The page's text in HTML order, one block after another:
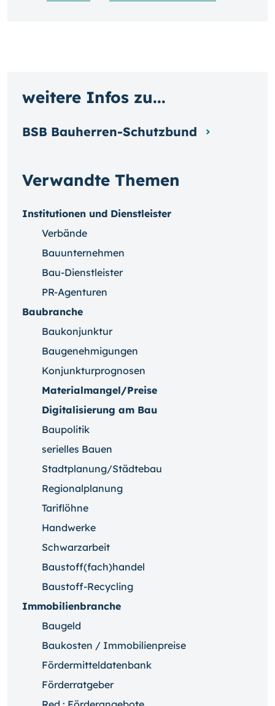
Verwandte Themen
Institutionen und Dienstleister
Verbände
Bauunternehmen
Bau-Dienstleister
PR-Agenturen
Baubranche
Baukonjunktur
Baugenehmigungen
Konjunkturprognosen
Materialmangel/Preise
Digitalisierung am Bau
Baupolitik
serielles Bauen
Stadtplanung/Städtebau
Regionalplanung
Tariflöhne
Handwerke
Schwarzarbeit
Baustoff(fach)handel
Baustoff-Recycling
Immobilienbranche
Baugeld
Baukosten / Immobilienpreise
Fördermitteldatenbank
Förderratgeber
weitere Infos zu...
BSB Bauherren-Schutzbund